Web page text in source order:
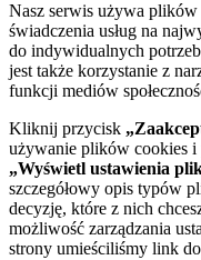
Nasz serwis używa
świadczenia usług na
do indywidualnych
jest także korzystanie z
funkcji mediów
Kliknij przycisk
używanie plików cookies i
„Wyświetl ustawienia
szczegółowy opis typów
decyzję, które z nich
możliwość zarządzania
strony umieściliśmy link do